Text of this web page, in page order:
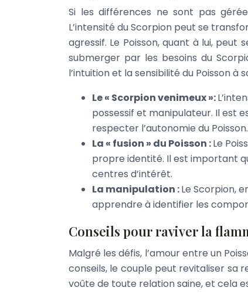
Si les différences ne sont pas
L’intensité du Scorpion peut se
agressif. Le Poisson, quant à lui,
submerger par les besoins du
l’intuition et la sensibilité du Poisson à
Le « Scorpion venimeux »:
possessif et manipulateur. Il est
respecter l’autonomie du Poisson.
La « fusion » du Poisson :Le
propre identité. Il est important
centres d’intérêt.
La manipulation :Le Scorpion,
apprendre à identifier les
Conseils pour raviver la
Malgré les défis, l’amour entre un
conseils, le couple peut revitaliser sa
voûte de toute relation saine, et cela